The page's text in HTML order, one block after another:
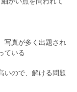
写真が多く出題され
ている
いので、解ける問題